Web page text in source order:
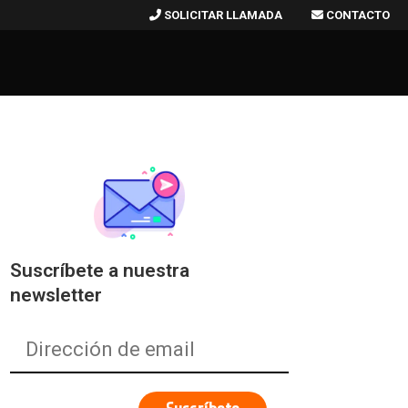
SOLICITAR LLAMADA CONTACTO
Suscríbete a nuestra
newsletter